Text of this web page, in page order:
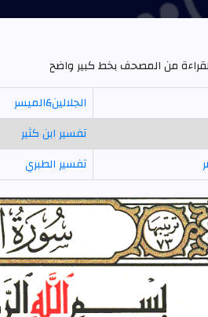
من المصحف بخط كبير واضح
الجلالين&الميسر
تفسير ابن كثير
تفسير الطبري